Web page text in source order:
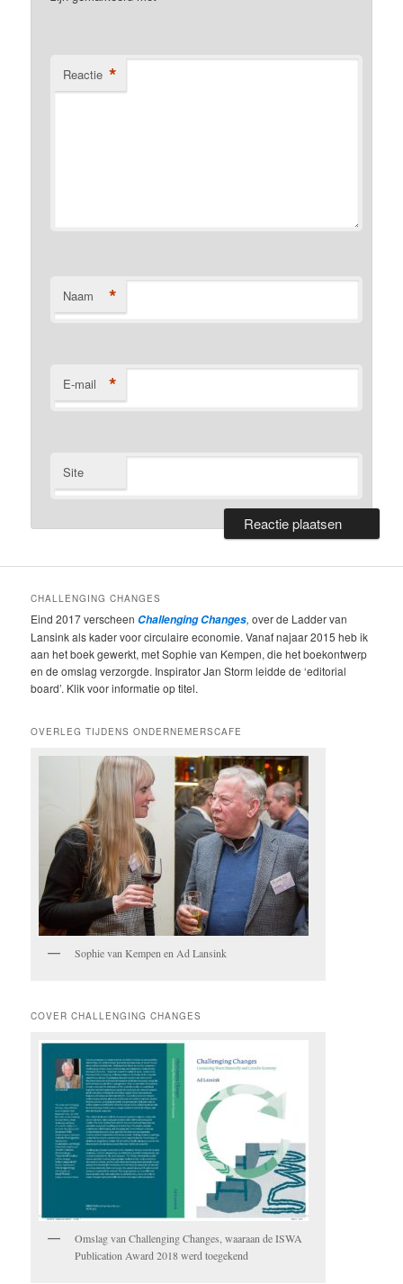
Reactie *
Naam *
E-mail *
Site
CHALLENGING CHANGES
Eind 2017 verscheen Challenging Changes, over de Ladder van
Lansink als kader voor circulaire economie. Vanaf najaar 2015 heb ik
aan het boek gewerkt, met Sophie van Kempen, die het boekontwerp
en de omslag verzorgde. Inspirator Jan Storm leidde de ‘editorial
board’. Klik voor informatie op titel.
OVERLEG TIJDENS ONDERNEMERSCAFE
Sophie van Kempen en Ad Lansink
COVER CHALLENGING CHANGES
Omslag van Challenging Changes, waaraan de ISWA
Publication Award 2018 werd toegekend